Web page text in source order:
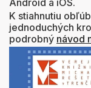
Android a iOS.
K stiahnutiu
jednoduchých
podrobný návod